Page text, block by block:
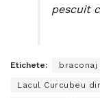
pescuit
Etichete:
Lacul Curcubeu